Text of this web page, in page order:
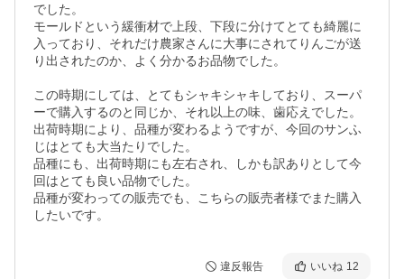
でした。
モールドという緩衝材で上段、下段に分けてとても綺麗に
入っており、それだけ農家さんに大事にされてりんごが送
り出されたのか、よく分かるお品物でした。
この時期にしては、とてもシャキシャキしており、スーパ
ーで購入するのと同じか、それ以上の味、歯応えでした。
出荷時期により、品種が変わるようですが、今回のサンふ
じはとても大当たりでした。
品種にも、出荷時期にも左右され、しかも訳ありとして今
回はとても良い品物でした。
品種が変わっての販売でも、こちらの販売者様でまた購入
したいです。
違反報告 いいね 12